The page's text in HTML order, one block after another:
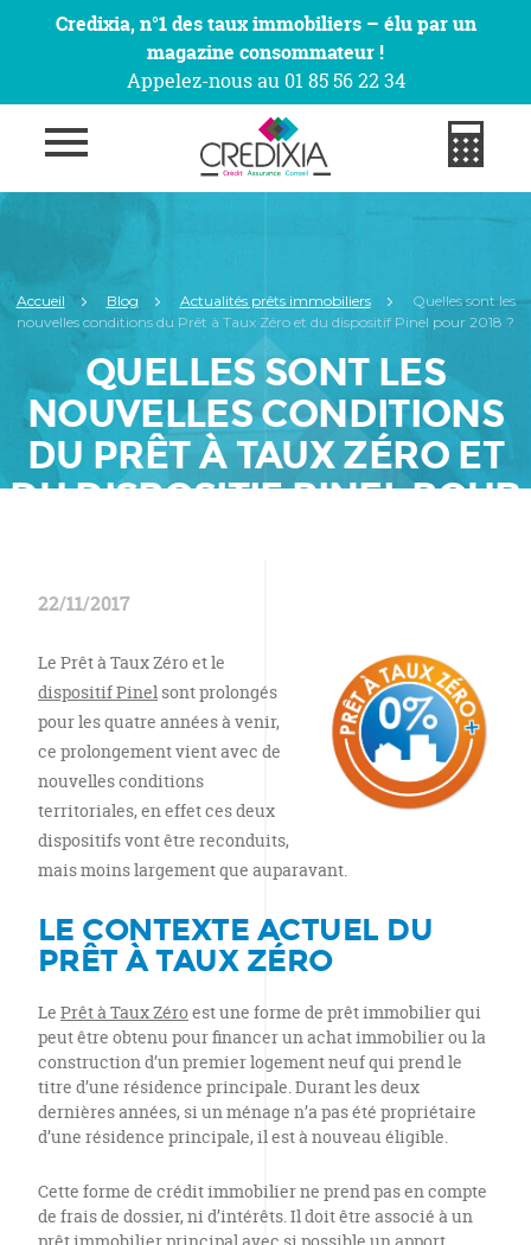
Credixia, n°1 des taux immobiliers – élu par un
magazine consommateur !
Appelez-nous au 01 85 56 22 34
Accueil Blog Actualités prêts immobiliers
Quelles sont les
nouvelles conditions du Prêt à Taux Zéro et du dispositif Pinel pour 2018 ?
QUELLES SONT LES
NOUVELLES CONDITIONS
DU PRÊT À TAUX ZÉRO ET
DU DISPOSITIF PINEL POUR
22/11/2017
Le Prêt à Taux Zéro et le
dispositif Pinel sont prolongés
pour les quatre années à venir,
ce prolongement vient avec de
nouvelles conditions
territoriales, en effet ces deux
dispositifs vont être reconduits,
mais moins largement que auparavant.
LE CONTEXTE ACTUEL DU
PRÊT À TAUX ZÉRO
Le Prêt à Taux Zéroest une forme de prêt immobilier qui
peut être obtenu pour financer un achat immobilier ou la
construction d’un premier logement neuf qui prend le
titre d’une résidence principale. Durant les deux
dernières années, si un ménage n’a pas été propriétaire
d’une résidence principale, il est à nouveau éligible.
Cette forme de crédit immobilier ne prend pas en compte
de frais de dossier, ni d’intérêts. Il doit être associé à un